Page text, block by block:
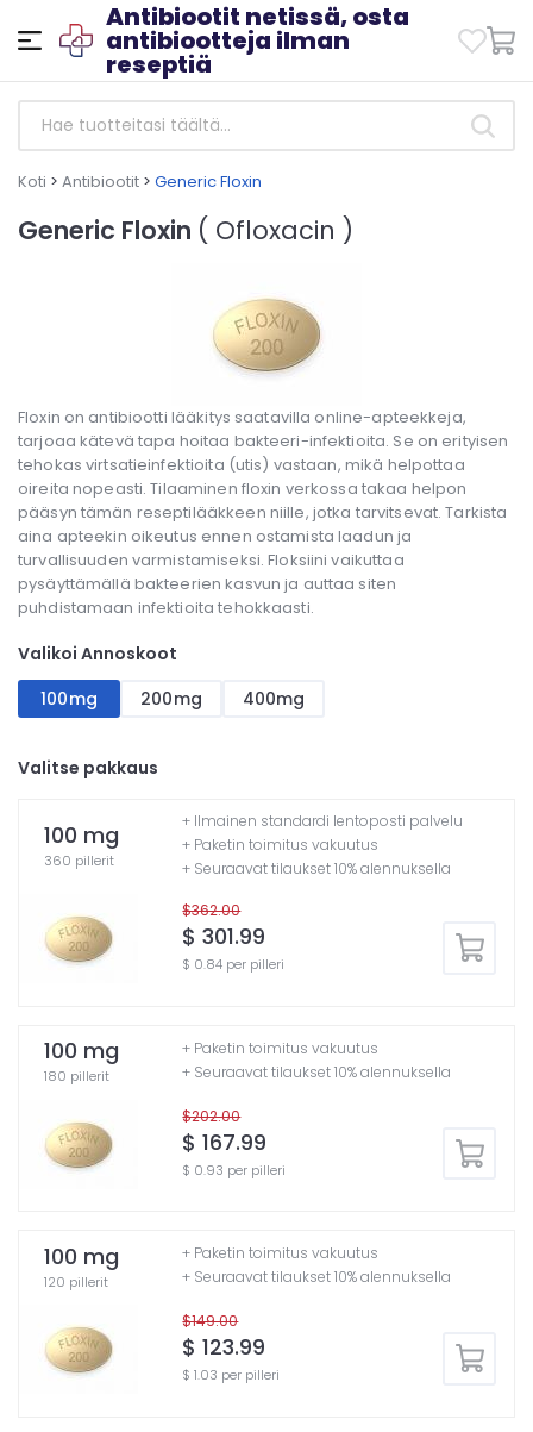
Antibiootit netissä, osta
antibiootteja ilman
reseptiä
Koti > Antibiootit > Generic Floxin
Generic Floxin ( Ofloxacin )
Floxin on antibiootti lääkitys saatavilla online-apteekkeja,
tarjoaa kätevä tapa hoitaa bakteeri-infektioita. Se on erityisen
tehokas virtsatieinfektioita (utis) vastaan, mikä helpottaa
oireita nopeasti. Tilaaminen floxin verkossa takaa helpon
pääsyn tämän reseptilääkkeen niille, jotka tarvitsevat. Tarkista
aina apteekin oikeutus ennen ostamista laadun ja
turvallisuuden varmistamiseksi. Floksiini vaikuttaa
pysäyttämällä bakteerien kasvun ja auttaa siten
puhdistamaan infektioita tehokkaasti.
Valikoi Annoskoot
100mg
200mg 400mg
Valitse pakkaus
100 mg
360 pillerit
$362.00
$ 301.99
$ 0.84 per pilleri
+ Ilmainen standardi lentoposti palvelu
+ Paketin toimitus vakuutus
+ Seuraavat tilaukset 10% alennuksella
100 mg
180 pillerit
$202.00
$ 167.99
$ 0.93 per pilleri
+ Paketin toimitus vakuutus
+ Seuraavat tilaukset 10% alennuksella
100 mg
120 pillerit
$149.00
$ 123.99
$ 1.03 per pilleri
+ Paketin toimitus vakuutus
+ Seuraavat tilaukset 10% alennuksella